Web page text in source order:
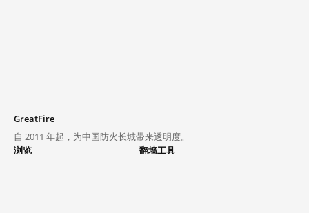
GreatFire
自 2011 年起，为中国防火长城带来透明度。
浏览
翻墙工具